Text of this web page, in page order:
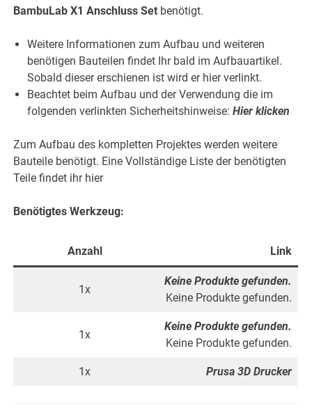
BambuLab X1 Anschluss Set benötigt.
Weitere Informationen zum Aufbau und weiteren
benötigen Bauteilen findet Ihr bald im Aufbauartikel.
Sobald dieser erschienen ist wird er hier verlinkt.
Beachtet beim Aufbau und der Verwendung die im
folgenden verlinkten Sicherheitshinweise:Hier klicken
Zum Aufbau des kompletten Projektes werden weitere
Bauteile benötigt. Eine Vollständige Liste der benötigten
Teile findet ihr hier
Benötigtes Werkzeug:
Anzahl Link
1x
Keine Produkte gefunden.
Keine Produkte gefunden.
1x
Keine Produkte gefunden.
Keine Produkte gefunden.
1x Prusa 3D Drucker